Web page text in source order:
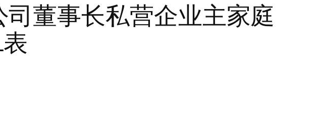
董事长私营企业主家庭